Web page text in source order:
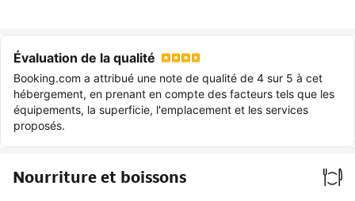
Évaluation de la qualité
Booking.com a attribué une note de qualité de 4 sur 5 à cet
hébergement, en prenant en compte des facteurs tels que les
équipements, la superficie, l'emplacement et les services
proposés.
Nourriture et boissons